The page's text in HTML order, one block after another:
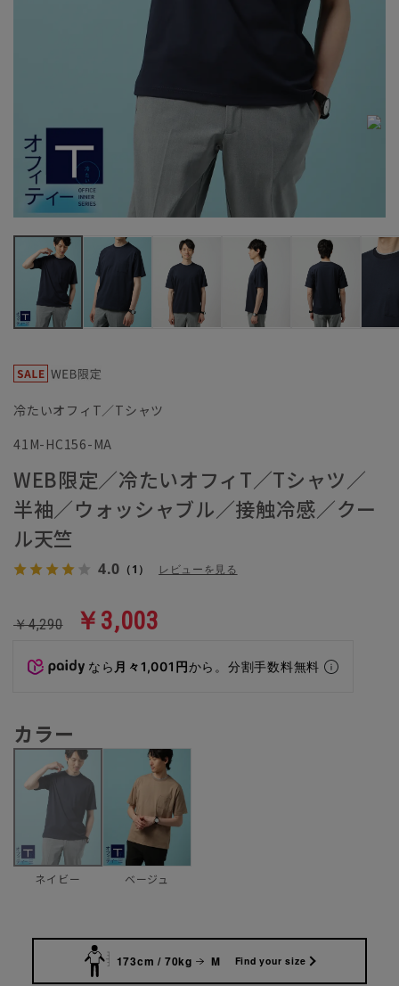
冷たいオフィT／Tシャツ
41M-HC156-MA
WEB限定／冷たいオフィT／Tシャツ／
半袖／ウォッシャブル／接触冷感／クー
ル天竺
4.0 （1） レビューを見る
￥4,290 ￥3,003
なら 月々1,001円から。分割手数料無料
カラー
ネイビー ベージュ
173cm / 70kg M Find your size